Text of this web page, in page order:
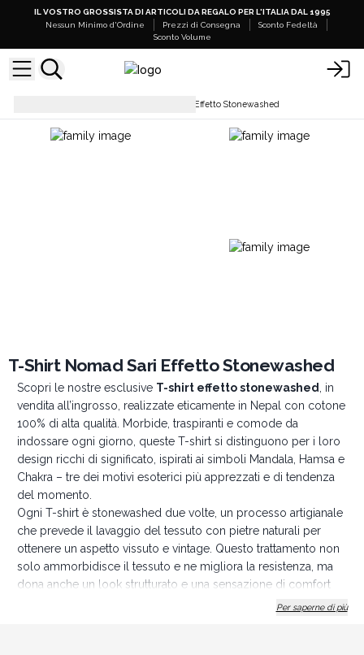
IL VOSTRO GROSSISTA DI ARTICOLI DA REGALO PER L'ITALIA DAL 1995
Nessun Minimo d'Ordine
Prezzi di Consegna
Sconto Fedeltà
Sconto Volume
T-Shirt Nomad Sari Effetto Stonewashed
T-Shirt Nomad Sari Effetto Stonewashed
Scopri le nostre esclusive T-shirt effetto stonewashed
, in
vendita all’ingrosso, realizzate eticamente in Nepal con cotone
100% di alta qualità. Morbide, traspiranti e comode da
indossare ogni giorno, queste T-shirt si distinguono per i loro
design ricchi di significato, ispirati ai simboli Mandala, Hamsa e
Chakra – tre dei motivi esoterici più apprezzati e di tendenza
del momento.
Ogni T-shirt è stonewashed due volte, un processo artigianale
che prevede il lavaggio del tessuto con pietre naturali per
ottenere un aspetto vissuto e vintage. Questo trattamento non
solo ammorbidisce il tessuto e ne migliora la resistenza, ma
dona anche un look strutturato e una sensazione di comfort
immediato, come se fosse già il tuo capo preferito. Il risultato?
Per saperne di più